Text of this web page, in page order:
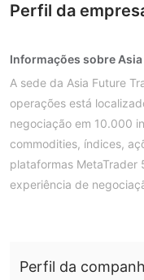
Perfil da
Informações sobre
A sede da Asia Future
operações está
negociação em 10.000
commodities, índices,
plataformas MetaTrader
experiência de
sobre como usar a
Perfil da